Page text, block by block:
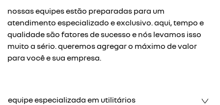
nossas equipes estão preparadas para um
atendimento especializado e exclusivo. aqui, tempo e
qualidade são fatores de sucesso e nós levamos isso
muito a sério. queremos agregar o máximo de valor
para você e sua empresa.
equipe especializada em utilitários